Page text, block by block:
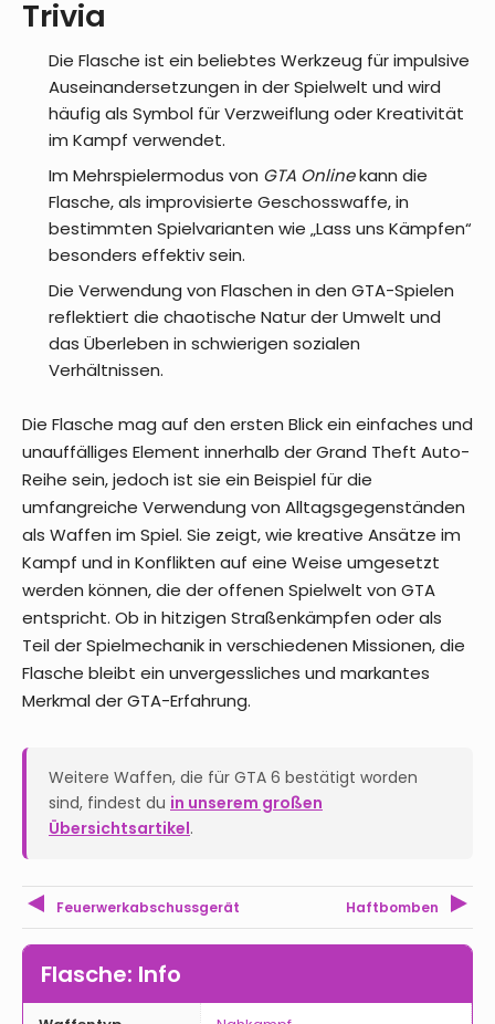
Trivia
Die Flasche ist ein beliebtes Werkzeug für impulsive
Auseinandersetzungen in der Spielwelt und wird
häufig als Symbol für Verzweiflung oder Kreativität
im Kampf verwendet.
Im Mehrspielermodus von GTA Onlinekann die
Flasche, als improvisierte Geschosswaffe, in
bestimmten Spielvarianten wie „Lass uns Kämpfen“
besonders effektiv sein.
Die Verwendung von Flaschen in den GTA-Spielen
reflektiert die chaotische Natur der Umwelt und
das Überleben in schwierigen sozialen
Verhältnissen.
Die Flasche mag auf den ersten Blick ein einfaches und
unauffälliges Element innerhalb der Grand Theft Auto-
Reihe sein, jedoch ist sie ein Beispiel für die
umfangreiche Verwendung von Alltagsgegenständen
als Waffen im Spiel. Sie zeigt, wie kreative Ansätze im
Kampf und in Konflikten auf eine Weise umgesetzt
werden können, die der offenen Spielwelt von GTA
entspricht. Ob in hitzigen Straßenkämpfen oder als
Teil der Spielmechanik in verschiedenen Missionen, die
Flasche bleibt ein unvergessliches und markantes
Merkmal der GTA-Erfahrung.
Weitere Waffen, die für GTA 6 bestätigt worden
sind, findest du in unserem großen
Übersichtsartikel.
Feuerwerkabschussgerät Haftbomben
Flasche: Info